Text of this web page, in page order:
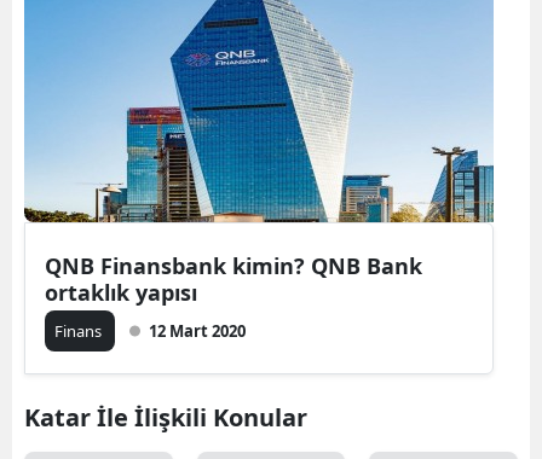
QNB Finansbank kimin? QNB Bank
ortaklık yapısı
Finans 12 Mart 2020
Katar İle İlişkili Konular